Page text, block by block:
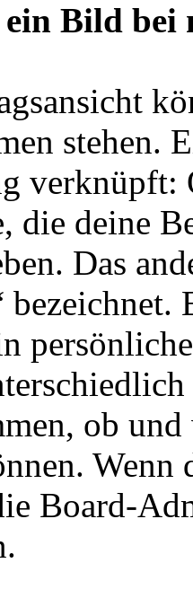
Bild bei
stehen.
verknüpft:
die deine
Das
ob
Wenn
Board-